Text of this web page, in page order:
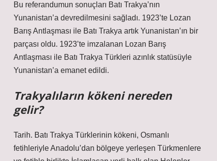
Bu referandumun sonuçları Batı Trakya’nın
Yunanistan’a devredilmesini sağladı. 1923’te Lozan
Barış Antlaşması ile Batı Trakya artık Yunanistan’ın bir
parçası oldu. 1923’te imzalanan Lozan Barış
Antlaşması ile Batı Trakya Türkleri azınlık statüsüyle
Yunanistan’a emanet edildi.
Trakyalıların kökeni nereden
gelir?
Tarih. Batı Trakya Türklerinin kökeni, Osmanlı
fetihleriyle Anadolu’dan bölgeye yerleşen Türkmenlere